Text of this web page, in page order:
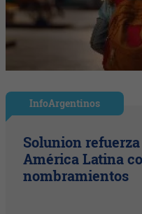
InfoArgentinos
Solunion
América Latina
nombramientos